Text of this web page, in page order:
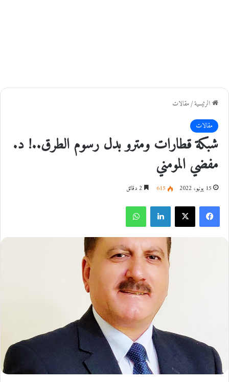
الرئيسية/مقالات
مقالات
شبكة قطارات ومترو بدل رسوم الطرق..! د.
مفضي المومني
15 يونيو، 2022 615
فيسبوك